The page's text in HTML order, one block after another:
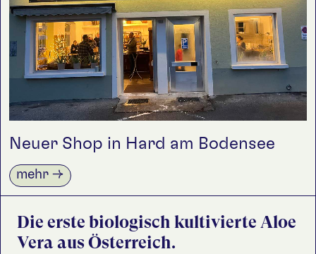
Wir freuen uns über Ihre
Anmeldung:
anmelden→
Neuer Shop in Hard am Bodensee
mehr →
Die erste biologisch kultivierte Aloe
Vera aus Österreich.